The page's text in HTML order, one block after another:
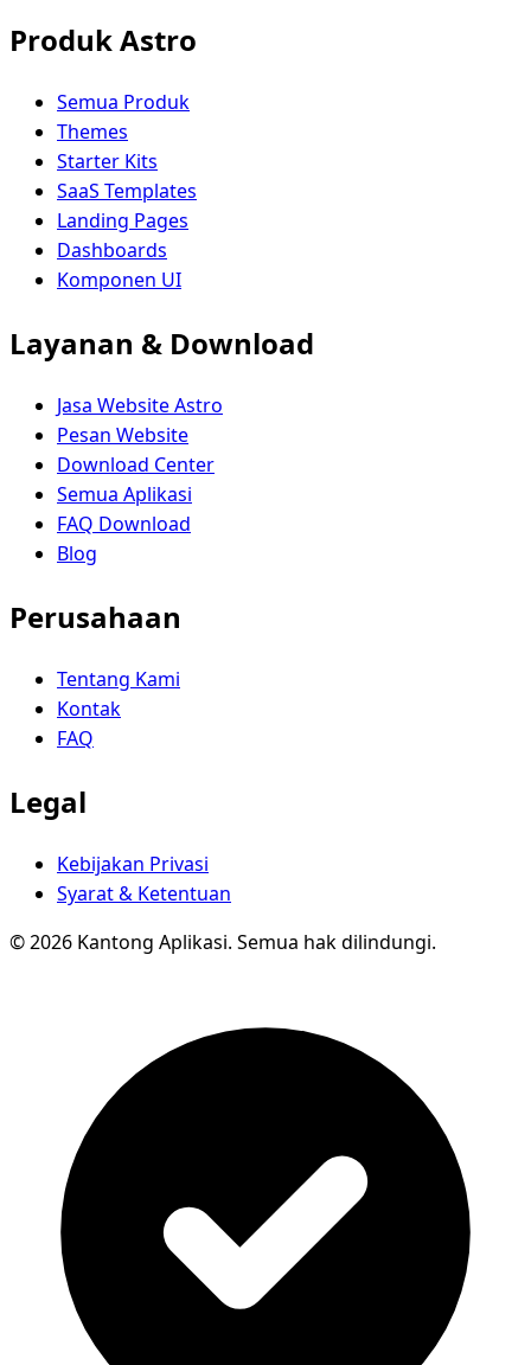
Produk Astro
Semua Produk
Themes
Starter Kits
SaaS Templates
Landing Pages
Dashboards
Komponen UI
Layanan & Download
Jasa Website Astro
Pesan Website
Download Center
Semua Aplikasi
FAQ Download
Blog
Perusahaan
Tentang Kami
Kontak
FAQ
Legal
Kebijakan Privasi
Syarat & Ketentuan
© 2026 Kantong Aplikasi. Semua hak dilindungi.